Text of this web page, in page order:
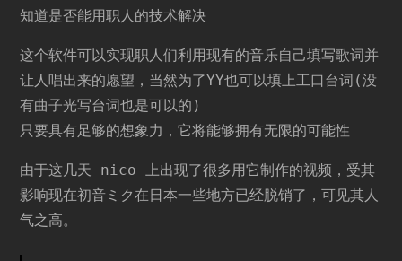
知道是否能用职人的技术解决
这个软件可以实现职人们利用现有的音乐自己填写歌词并
让人唱出来的愿望，当然为了YY也可以填上工口台词(没
有曲子光写台词也是可以的)
只要具有足够的想象力，它将能够拥有无限的可能性
由于这几天 nico 上出现了很多用它制作的视频，受其
影响现在初音ミク在日本一些地方已经脱销了，可见其人
气之高。